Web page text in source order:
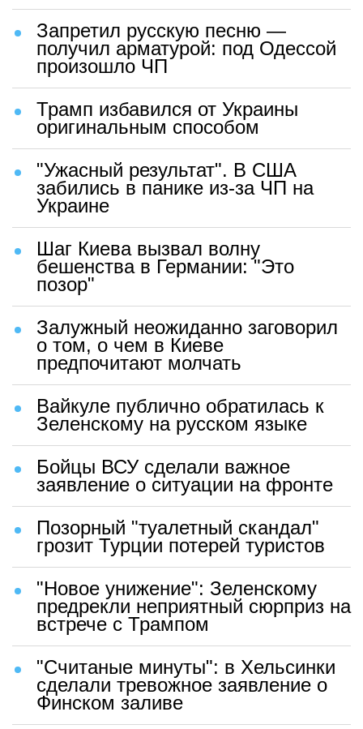
Запретил русскую песню —
получил арматурой: под Одессой
произошло ЧП
Трамп избавился от Украины
оригинальным способом
"Ужасный результат". В США
забились в панике из-за ЧП на
Украине
Шаг Киева вызвал волну
бешенства в Германии: "Это
позор"
Залужный неожиданно заговорил
о том, о чем в Киеве
предпочитают молчать
Вайкуле публично обратилась к
Зеленскому на русском языке
Бойцы ВСУ сделали важное
заявление о ситуации на фронте
Позорный "туалетный скандал"
грозит Турции потерей туристов
"Новое унижение": Зеленскому
предрекли неприятный сюрприз на
встрече с Трампом
"Считаные минуты": в Хельсинки
сделали тревожное заявление о
Финском заливе